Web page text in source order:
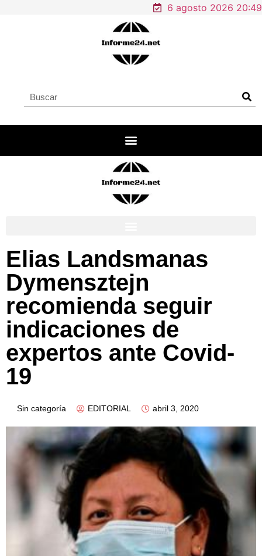
6 agosto 2026 20:49
Elias Landsmanas
Dymensztejn
recomienda seguir
indicaciones de
expertos ante Covid-
19
Sin categoría EDITORIAL abril 3, 2020